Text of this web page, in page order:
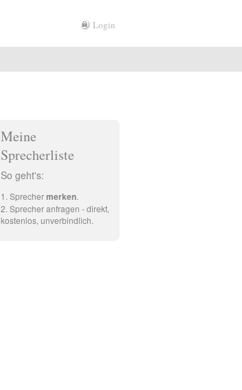
Login
Meine
Sprecherliste
So geht's:
Sprechermerken.
Sprecher anfragen - direkt,
kostenlos, unverbindlich.